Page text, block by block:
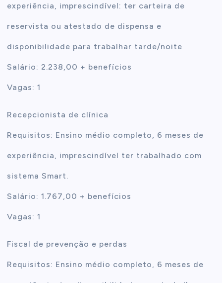
experiência, imprescindível: ter carteira de
reservista ou atestado de dispensa e
disponibilidade para trabalhar tarde/noite
Salário: 2.238,00 + benefícios
Vagas: 1
Recepcionista de clínica
Requisitos: Ensino médio completo, 6 meses de
experiência, imprescindível ter trabalhado com
sistema Smart.
Salário: 1.767,00 + benefícios
Vagas: 1
Fiscal de prevenção e perdas
Requisitos: Ensino médio completo, 6 meses de